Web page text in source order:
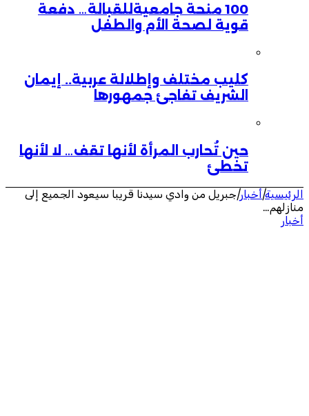
100 منحة جامعيةللقبالة… دفعة
قوية لصحة الأم والطفل
كليب مختلف وإطلالة عربية.. إيمان
الشريف تفاجئ جمهورها
حين تُحارب المرأة لأنها تقف… لا لأنها
تخطئ
الرئيسية|أخبار|جبريل من وادي سيدنا قريبا سيعود الجميع إلى
منازلهم…
أخبار